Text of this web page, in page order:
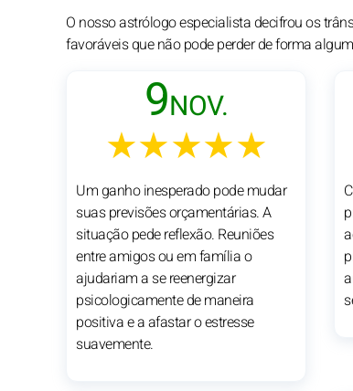
O nosso astrólogo especialista decifrou os
favoráveis que não pode perder de forma
9NOV.
★★★★★
Um ganho inesperado pode mudar
suas previsões orçamentárias. A
situação pede reflexão. Reuniões
entre amigos ou em família o
ajudariam a se reenergizar
psicologicamente de maneira
positiva e a afastar o estresse
suavemente.